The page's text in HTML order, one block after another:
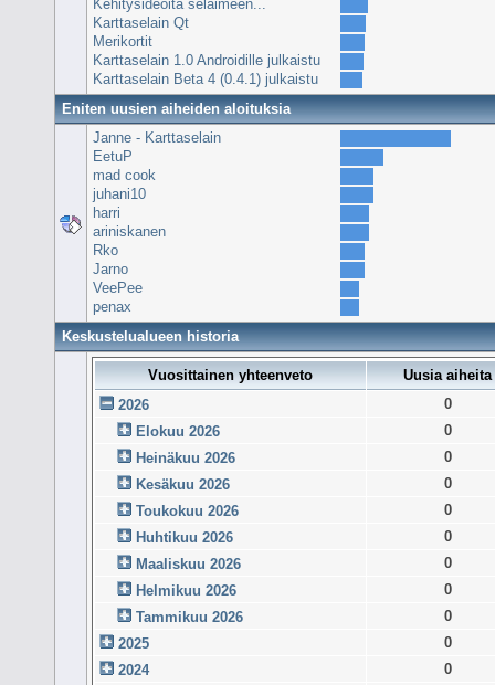
Kehitysideoita selaimeen...
Karttaselain Qt
Merikortit
Karttaselain 1.0 Androidille julkaistu
Karttaselain Beta 4 (0.4.1) julkaistu
Eniten uusien aiheiden aloituksia
Janne - Karttaselain
EetuP
mad cook
juhani10
harri
ariniskanen
Rko
Jarno
VeePee
penax
Keskustelualueen historia
Vuosittainen yhteenveto
Uusia aiheita
2026
0
Elokuu 2026
0
Heinäkuu 2026
0
Kesäkuu 2026
0
Toukokuu 2026
0
Huhtikuu 2026
0
Maaliskuu 2026
0
Helmikuu 2026
0
Tammikuu 2026
0
2025
0
2024
0